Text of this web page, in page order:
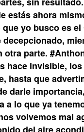
estás ahora
yo busco es el
otra parte.
hace invisible,
hasta que
darle
a lo que ya
volvemos mal